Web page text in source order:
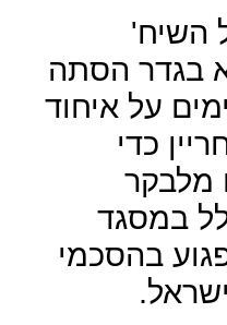
השיח'
בגדר הסתה
על איחוד
כדי
מלבקר
במסגד
בהסכמי
.